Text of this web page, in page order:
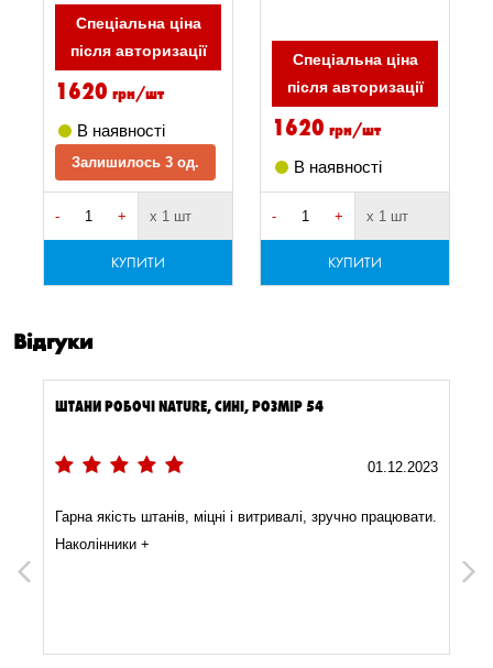
Спеціальна ціна
після авторизації
1620 грн/шт
В наявності
Залишилось 3 од.
- + х 1 шт
КУПИТИ
Спеціальна ціна
після авторизації
1620 грн/шт
В наявності
- + х 1 шт
КУПИТИ
Відгуки
Previous
ШТАНИ РОБОЧІ NATURE, СИНІ, РОЗМІР 54
01.12.2023
Гарна якість штанів, міцні і витривалі, зручно працювати.
Наколінники +
Next